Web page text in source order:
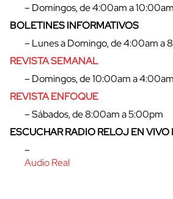
– Domingos, de 4:00am a 10:00am
BOLETINES INFORMATIVOS
– Lunes a Domingo, de 4:00am a
REVISTA SEMANAL
– Domingos, de 10:00am a 4:00am
REVISTA ENFOQUE
– Sábados, de 8:00am a 5:00pm
ESCUCHAR RADIO RELOJ EN VIVO
–
Audio Real